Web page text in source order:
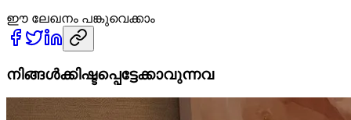
ഈ ലേഖനം പങ്കുവെക്കാം
നിങ്ങൾക്കിഷ്ടപ്പെട്ടേക്കാവുന്നവ